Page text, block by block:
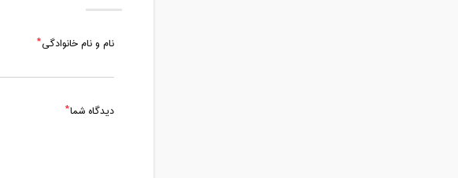
نام و نام خانوادگی
دیدگاه شما